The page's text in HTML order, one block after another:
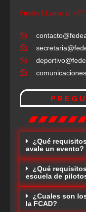
Puedes LLamar al +57
¿Qué
avale un evento?
¿Qué
escuela de
¿Cuales son
la FCAD?